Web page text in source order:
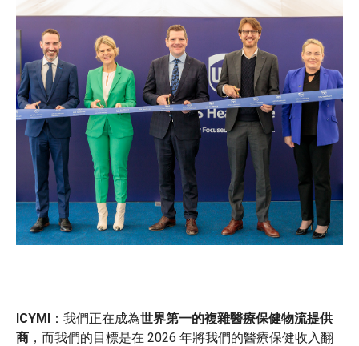
ICYMI ：我們正在成為世界第一的複雜醫療保健物流提供
商 ，而我們的目標是在 2026 年將我們的醫療保健收入翻